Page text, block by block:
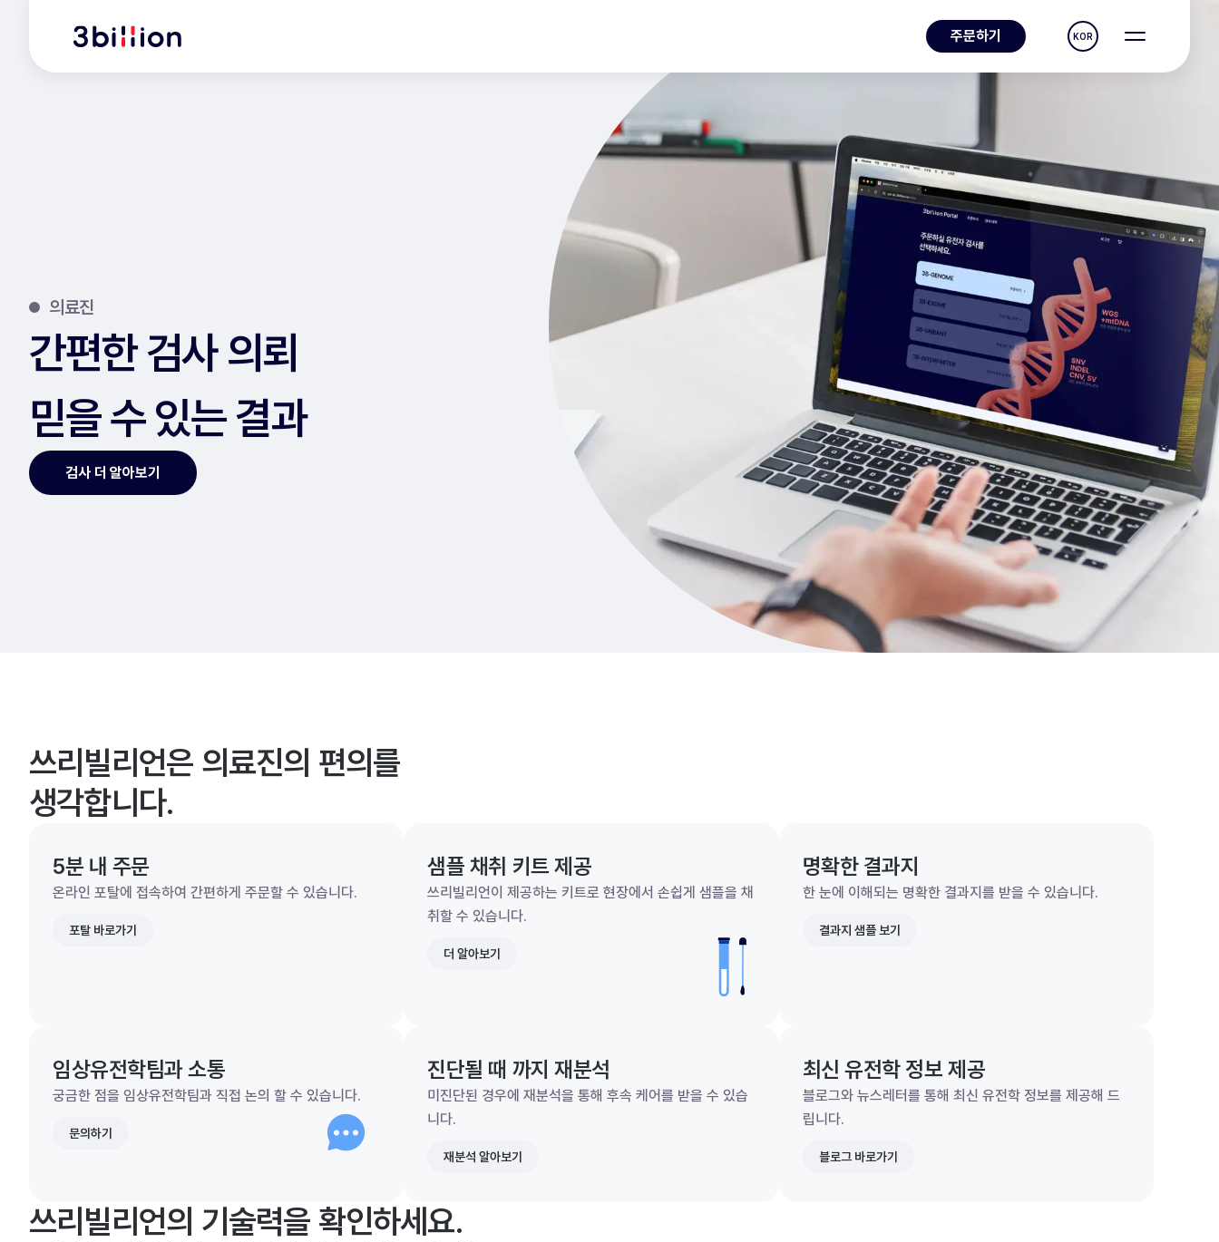
주문하기 KOR
의료진
간편한 검사 의뢰
믿을 수 있는 결과
검사 더 알아보기
쓰리빌리언은 의료진의 편의를
생각합니다.
5분 내 주문
온라인 포탈에 접속하여 간편하게 주문할 수 있습니다.
포탈 바로가기
샘플 채취 키트 제공
쓰리빌리언이 제공하는 키트로 현장에서 손쉽게 샘플을 채
취할 수 있습니다.
더 알아보기
명확한 결과지
한 눈에 이해되는 명확한 결과지를 받을 수 있습니다.
결과지 샘플 보기
임상유전학팀과 소통
궁금한 점을 임상유전학팀과 직접 논의 할 수 있습니다.
문의하기
진단될 때 까지 재분석
미진단된 경우에 재분석을 통해 후속 케어를 받을 수 있습
니다.
재분석 알아보기
최신 유전학 정보 제공
블로그와 뉴스레터를 통해 최신 유전학 정보를 제공해 드
립니다.
블로그 바로가기
쓰리빌리언의 기술력을 확인하세요.